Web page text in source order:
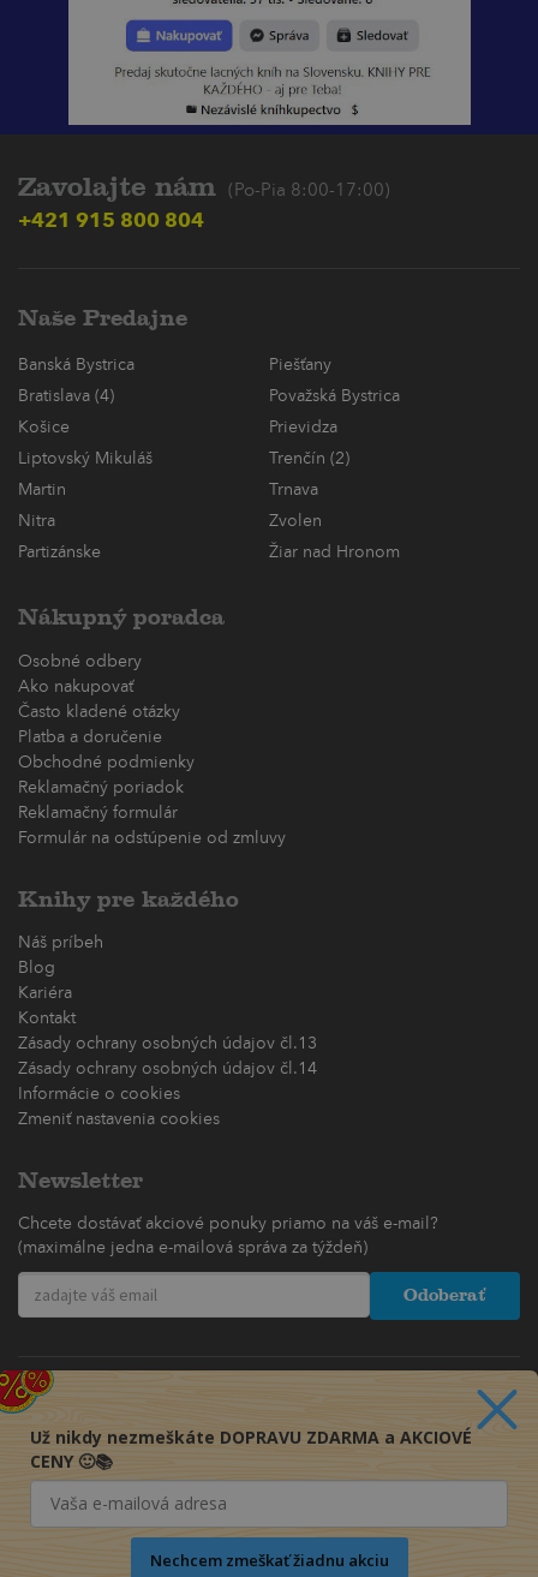
Zavolajte nám (Po-Pia 8:00-17:00)
+421 915 800 804
Naše Predajne
Banská Bystrica
Piešťany
Bratislava (4)
Považská Bystrica
Košice
Prievidza
Liptovský Mikuláš
Trenčín (2)
Martin
Trnava
Nitra
Zvolen
Partizánske
Žiar nad Hronom
Nákupný poradca
Osobné odbery
Ako nakupovať
Často kladené otázky
Platba a doručenie
Obchodné podmienky
Reklamačný poriadok
Reklamačný formulár
Formulár na odstúpenie od zmluvy
Knihy pre každého
Náš príbeh
Blog
Kariéra
Kontakt
Zásady ochrany osobných údajov čl.13
Zásady ochrany osobných údajov čl.14
Informácie o cookies
Zmeniť nastavenia cookies
Newsletter
Chcete dostávať akciové ponuky priamo na váš e-mail?
(maximálne jedna e-mailová správa za týždeň)
Odoberať
Už nikdy nezmeškáte DOPRAVU ZDARMA a AKCIOVÉ
CENY 🙂📚
Nechcem zmeškať žiadnu akciu